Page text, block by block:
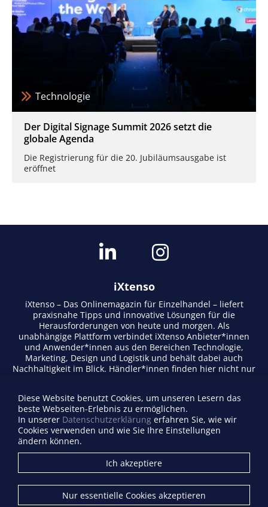
Technologie
Der Digital Signage Summit 2026 setzt die
globale Agenda
Die Registrierung für die 20. Jubiläumsausgabe ist
eröffnet
iXtenso
iXtenso – Das Onlinemagazin für Einzelhandel – liefert
praxisnahe Tipps und innovative Lösungen für die
Herausforderungen von heute und morgen. Als
unabhängige Plattform verbindet iXtenso Anbieter*innen
und Anwender*innen aus den Bereichen Technologie,
Marketing, Design und Logistik und behält dabei auch
Nachhaltigkeit im Blick. Händler*innen finden hier nicht nur
lebendigen Schreibstil und relevantem Content fördert das
Magazin den Austausch innerhalb der Retail-Community.
Ob digitale Trends oder praktische Alltagstipps – iXtenso
macht Wissen für den Handel zugänglich.
Firma eintragen
Mediadaten
Kontakt
Diese Website benutzt Cookies, um unseren Lesern das
beste Webseiten-Erlebnis zu ermöglichen.
In unserer Datenschutzerklärung erfahren Sie, wie wir
Cookies verwenden und wie Sie Ihre Einstellungen
ändern können.
Ich akzeptiere
Nur essentielle Cookies akzeptieren